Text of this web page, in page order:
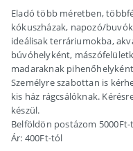
Eladó több méretben,
kókuszházak, napozó/
ideálisak terráriumokba,
búvóhelyként,
madaraknak
Személyre szabottan is
kis ház rágcsálóknak.
készül.
Belföldön postázom
Ár: 400Ft-tól